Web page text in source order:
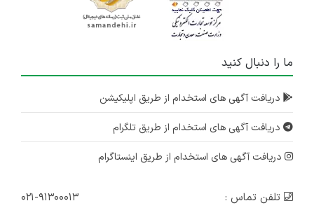
ما را دنبال کنید
دریافت آگهی های استخدام از طریق اپلیکیشن
دریافت آگهی های استخدام از طریق تلگرام
دریافت آگهی های استخدام از طریق اینستاگرام
تلفن تماس :
۰۲۱-۹۱۳۰۰۰۱۳